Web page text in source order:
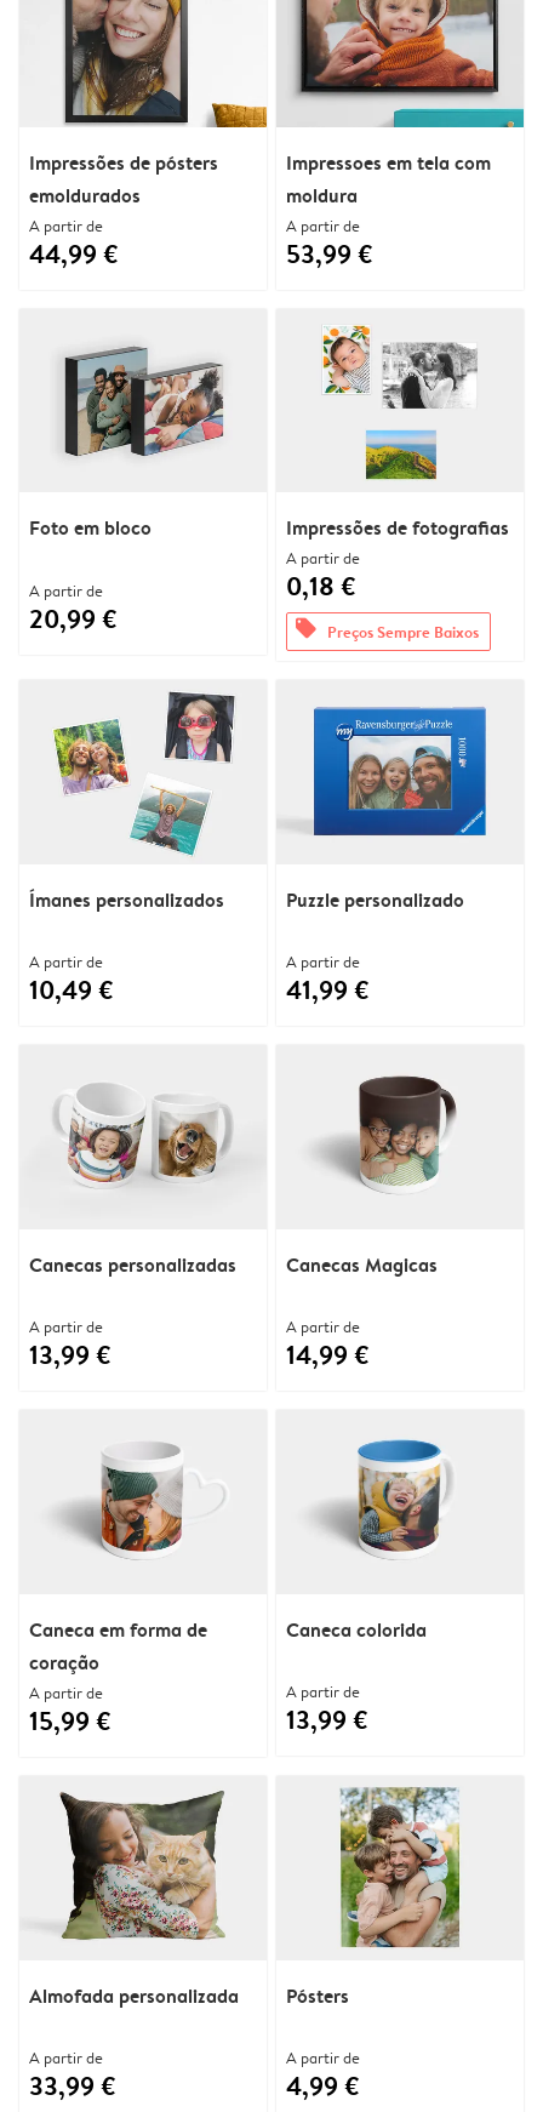
Impressões de pósters
emoldurados
A partir de
44,99 €
Impressoes em tela com
moldura
A partir de
53,99 €
Foto em bloco
A partir de
20,99 €
Impressões de fotografias
A partir de
0,18 €
offers Preços Sempre Baixos
Ímanes personalizados
A partir de
10,49 €
Puzzle personalizado
A partir de
41,99 €
Canecas personalizadas
A partir de
13,99 €
Canecas Magicas
A partir de
14,99 €
Caneca em forma de
coração
A partir de
15,99 €
Caneca colorida
A partir de
13,99 €
Almofada personalizada
A partir de
33,99 €
Pósters
A partir de
4,99 €